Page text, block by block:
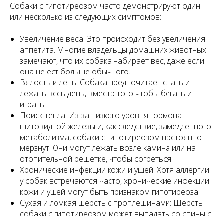
Собаки с гипотиреозом часто демонстрируют один
или несколько из следующих симптомов:
Увеличение веса: Это происходит без увеличения
аппетита. Многие владельцы домашних животных
замечают, что их собака набирает вес, даже если
она не ест больше обычного.
Вялость и лень: Собака предпочитает спать и
лежать весь день, вместо того чтобы бегать и
играть.
Поиск тепла: Из-за низкого уровня гормона
щитовидной железы и, как следствие, замедленного
метаболизма, собаки с гипотиреозом постоянно
мёрзнут. Они могут лежать возле камина или на
отопительной решётке, чтобы согреться.
Хронические инфекции кожи и ушей: Хотя аллергии
у собак встречаются часто, хронические инфекции
кожи и ушей могут быть признаком гипотиреоза.
Сухая и ломкая шерсть с проплешинами: Шерсть
собаки с гипотиреозом может выпадать со спины с